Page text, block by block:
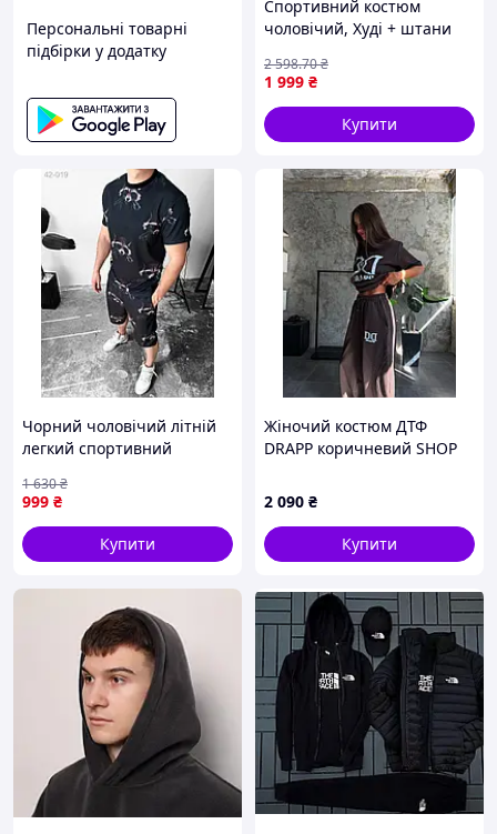
Персональні товарні
підбірки у додатку
Спортивний костюм
чоловічий, Худі + штани
1 999 ₴
2 598.70₴
Купити
Чорний чоловічий літній
легкий спортивний
принтом SHOP STAR
999 ₴
1 630₴
Купити
Жіночий костюм ДТФ
DRAPP коричневий SHOP
2 090 ₴
Купити